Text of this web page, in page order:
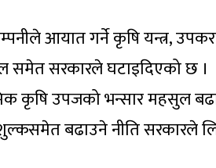
आयात गर्ने कृषि यन्त्र,
समेत सरकारले घटाइदिएको छ ।
कृषि उपजको भन्सार महसुल
बढाउने नीति सरकारले